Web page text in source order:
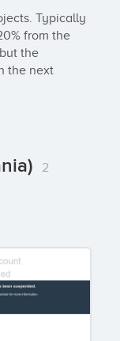
Typically
from the
the
the next
2